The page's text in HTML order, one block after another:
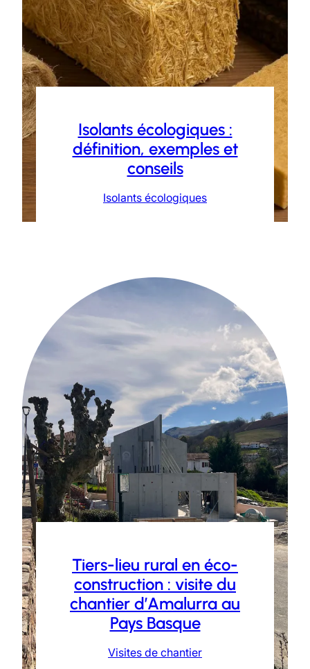
Isolants écologiques :
définition, exemples et
conseils
Isolants écologiques
Tiers-lieu rural en éco-
construction : visite du
chantier d’Amalurra au
Pays Basque
Visites de chantier